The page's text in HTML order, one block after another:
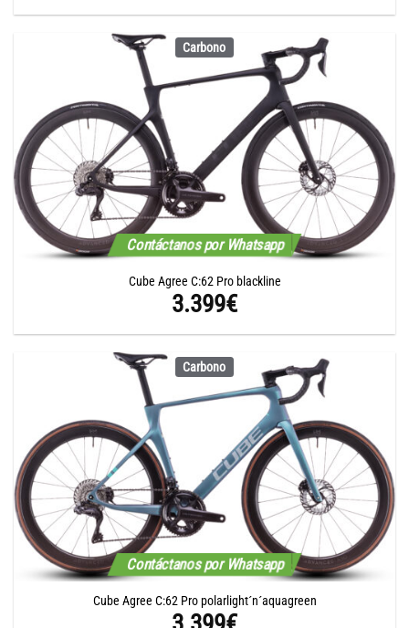
Carbono
Contáctanos por Whatsapp
Cube Agree C:62 Pro blackline
3.399€
Carbono
Contáctanos por Whatsapp
Cube Agree C:62 Pro polarlight´n´aquagreen